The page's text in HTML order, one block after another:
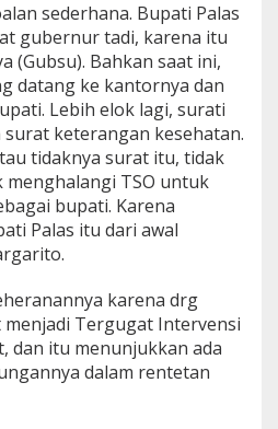
sederhana. Bupati Palas
gubernur tadi, karena itu
(Gubsu). Bahkan saat ini,
datang ke kantornya dan
Lebih elok lagi, surati
keterangan kesehatan.
tidaknya surat itu, tidak
menghalangi TSO untuk
bupati. Karena
Palas itu dari awal
karena drg
Tergugat Intervensi
dan itu menunjukkan ada
dalam rentetan